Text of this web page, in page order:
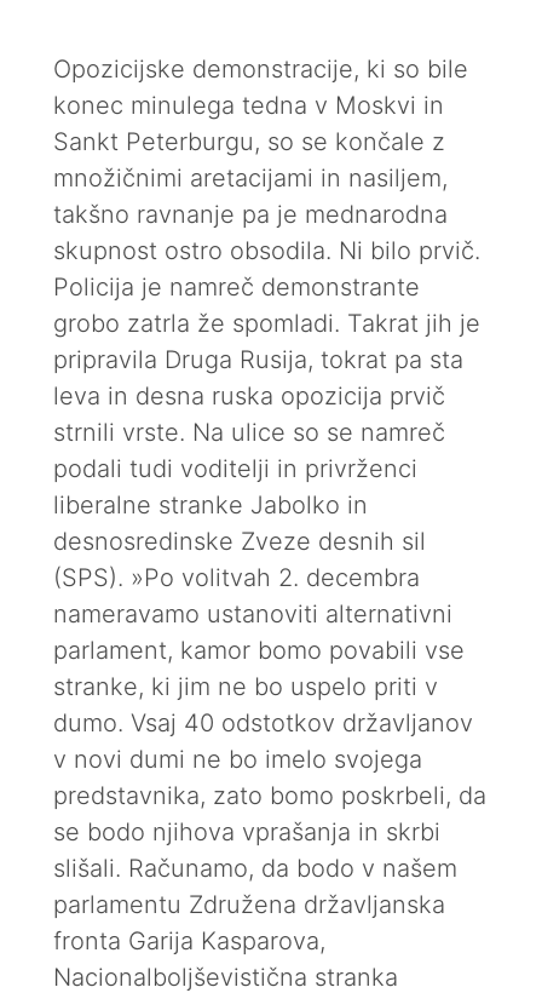
Opozicijske demonstracije, ki so bile
konec minulega tedna v Moskvi in
Sankt Peterburgu, so se končale z
množičnimi aretacijami in nasiljem,
takšno ravnanje pa je mednarodna
skupnost ostro obsodila. Ni bilo prvič.
Policija je namreč demonstrante
grobo zatrla že spomladi. Takrat jih je
pripravila Druga Rusija, tokrat pa sta
leva in desna ruska opozicija prvič
strnili vrste. Na ulice so se namreč
podali tudi voditelji in privrženci
liberalne stranke Jabolko in
desnosredinske Zveze desnih sil
(SPS). »Po volitvah 2. decembra
nameravamo ustanoviti alternativni
parlament, kamor bomo povabili vse
stranke, ki jim ne bo uspelo priti v
dumo. Vsaj 40 odstotkov državljanov
v novi dumi ne bo imelo svojega
predstavnika, zato bomo poskrbeli, da
se bodo njihova vprašanja in skrbi
slišali. Računamo, da bodo v našem
parlamentu Združena državljanska
fronta Garija Kasparova,
Nacionalboljševistična stranka